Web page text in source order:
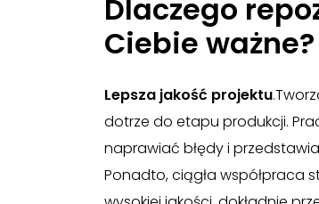
Dlaczego
Ciebie ważne?
Lepsza jakość projektu
dotrze do etapu produkcji.
naprawiać błędy i
Ponadto, ciągła współpraca